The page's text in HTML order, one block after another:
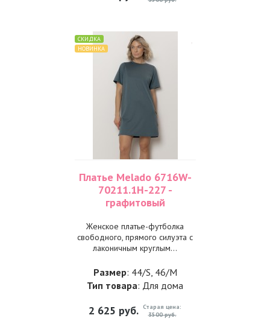
СКИДКА
НОВИНКА
Платье Melado 6716W-
70211.1H-227 -
графитовый
Женское платье-футболка
свободного, прямого силуэта с
лаконичным круглым...
Размер: 44/S, 46/M
Тип товара: Для дома
2 625 руб. Старая цена:
3500 руб.